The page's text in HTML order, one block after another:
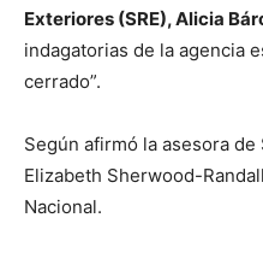
Exteriores (SRE), Alicia
indagatorias de la agencia
cerrado”.
Según afirmó la asesora de
Elizabeth Sherwood-
Nacional.